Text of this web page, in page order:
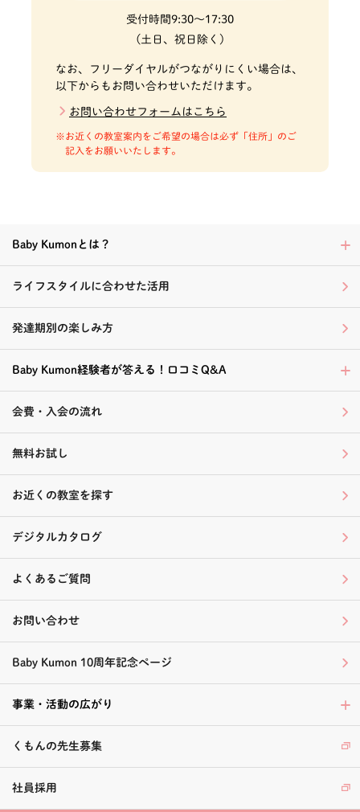
受付時間9:30～17:30
(土日、祝日除く)
なお、フリーダイヤルがつながりにくい場合は、
以下からもお問い合わせいただけます。
お問い合わせフォームはこちら
お近くの教室案内をご希望の場合は必ず「住所」のご
記入をお願いいたします。
Baby Kumonとは？
ライフスタイルに合わせた活用
発達期別の楽しみ方
Baby Kumon経験者が答える！口コミQ&A
会費・入会の流れ
無料お試し
お近くの教室を探す
デジタルカタログ
よくあるご質問
お問い合わせ
Baby Kumon 10周年記念ページ
事業・活動の広がり
くもんの先生募集
社員採用